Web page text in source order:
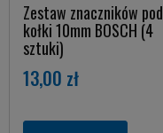
Zestaw znaczników pod
kołki 10mm BOSCH (4
sztuki)
13,00 zł